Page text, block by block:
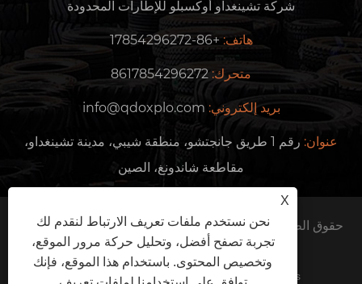
شركة تشينغداو أوكسبلو للإطارات المحدودة
هاتف: +86-17854296272
متحرك: 8617854296272
بريد إلكتروني: info@qdoxplo.com
عنوان:
رقم 1 طريق جانجتشو، منطقة شيبي، مدينة تشينغداو،
مقاطعة شاندونغ، الصين
حقوق الطبع والنشر © 2024 شركة Qingdao Oxplo Tire Co.,
Links
Sitemap
RSS
XML سياسة الخصوصية
X
نحن نستخدم ملفات تعريف الارتباط لنقدم لك
تجربة تصفح أفضل، وتحليل حركة مرور الموقع،
وتخصيص المحتوى. باستخدام هذا الموقع، فإنك